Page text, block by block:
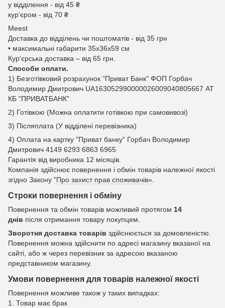
у відділення - від 45 ₴
курʼєром - від 70 ₴
Meest
Доставка до відділень чи поштоматів - від 35 грн
• максимальні габарити 35x36x59 см
Кур'єрська доставка – від 65 грн.
Способи оплати.
1) Безготівковий розрахунок "Приват Банк" ФОП Горбач
Володимир Дмитрович UA163052990000026009040805667 АТ
КБ "ПРИВАТБАНК"
2) Готівкою (Можна оплатити готівкою при самовивозі)
3) Післяплата (У відділені перевізника)
4) Оплата на картку "Приват банку" Горбач Володимир
Дмитрович 4149 6293 6863 6965
Гарантія від виробника 12 місяців.
Компанія здійснює повернення і обмін товарів належної якості
згідно Закону "Про захист прав споживачів».
Строки повернення і обміну
Повернення та обмін товарів можливий протягом 14
днів після отримання товару покупцем.
Зворотня доставка товарів здійснюється за домовленістю.
Повернення можна здійснити по адресі магазину вказаної на
сайті, або ж через перевізник за адресою вказаною
представником магазину.
Умови повернення для товарів належної якості
Повернення можливе також у таких випадках:
1. Товар має брак